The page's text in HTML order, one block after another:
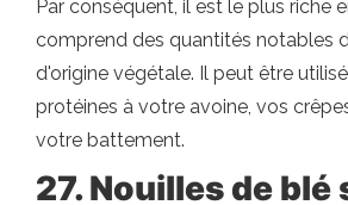
Par conséquent, il est le plus riche
comprend des quantités notables
d'origine végétale. Il peut être
protéines à votre avoine, vos
votre battement.
27. Nouilles de blé